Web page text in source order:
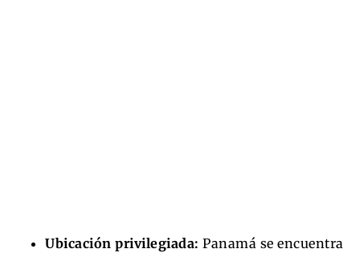
Ubicación privilegiada: Panamá se encuentra